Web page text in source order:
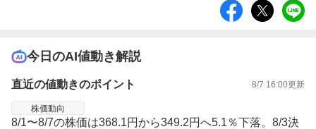
ア
今日のAI値動き解説
直近の値動きのポイント 8/7 16:00更新
株価動向
8/1〜8/7の株価は368.1円から349.2円へ5.1％下落。8/3決